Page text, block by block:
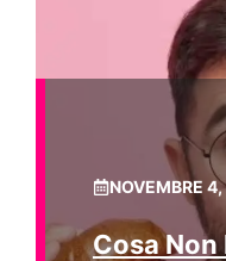
NOVEMBRE
Cosa Non